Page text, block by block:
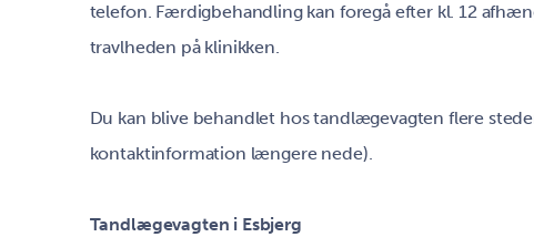
telefon. Færdigbehandling kan foregå efter kl. 12
travlheden på klinikken.
Du kan blive behandlet hos tandlægevagten flere
kontaktinformation længere nede).
Tandlægevagten i Esbjerg